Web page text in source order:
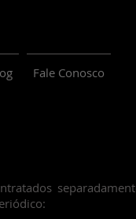
Fale Conosco